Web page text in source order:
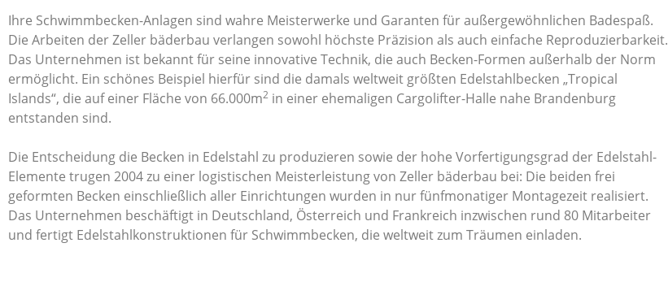
Ihre Schwimmbecken-Anlagen sind wahre Meisterwerke und Garanten für außergewöhnlichen Badespaß.
Die Arbeiten der Zeller bäderbau verlangen sowohl höchste Präzision als auch einfache Reproduzierbarkeit.
Das Unternehmen ist bekannt für seine innovative Technik, die auch Becken-Formen außerhalb der Norm
ermöglicht. Ein schönes Beispiel hierfür sind die damals weltweit größten Edelstahlbecken „Tropical
Islands“, die auf einer Fläche von 66.000m2 in einer ehemaligen Cargolifter-Halle nahe Brandenburg
entstanden sind.
Die Entscheidung die Becken in Edelstahl zu produzieren sowie der hohe Vorfertigungsgrad der Edelstahl-
Elemente trugen 2004 zu einer logistischen Meisterleistung von Zeller bäderbau bei: Die beiden frei
geformten Becken einschließlich aller Einrichtungen wurden in nur fünfmonatiger Montagezeit realisiert.
Das Unternehmen beschäftigt in Deutschland, Österreich und Frankreich inzwischen rund 80 Mitarbeiter
und fertigt Edelstahlkonstruktionen für Schwimmbecken, die weltweit zum Träumen einladen.